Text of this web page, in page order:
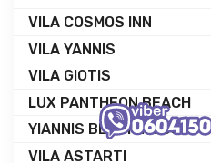
VILA COSMOS INN
VILA YANNIS
VILA GIOTIS
LUX PANTHEON BEACH
YIANNIS BEACH HOUSE
VILA ASTARTI